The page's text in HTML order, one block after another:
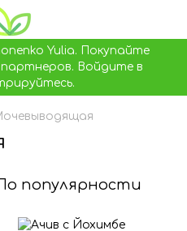
Yulia. Покупайте
партнеров. Войдите в
популярности